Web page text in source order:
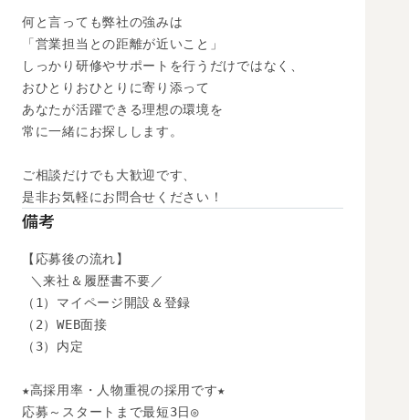
何と言っても弊社の強みは
「営業担当との距離が近いこと」
しっかり研修やサポートを行うだけではなく、
おひとりおひとりに寄り添って
あなたが活躍できる理想の環境を
常に一緒にお探しします。
ご相談だけでも大歓迎です、
是非お気軽にお問合せください！
備考
【応募後の流れ】
＼来社＆履歴書不要／
（1）マイページ開設＆登録
（2）WEB面接
（3）内定
★高採用率・人物重視の採用です★
応募～スタートまで最短3日◎